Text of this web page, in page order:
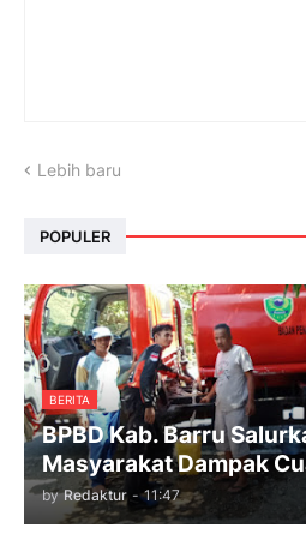
Lebih baru
POPULER
BERITA
BPBD Kab. Barru
Masyarakat Dampak
by Redaktur - 11:47